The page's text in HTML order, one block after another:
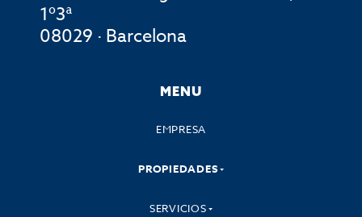
1º3ª
08029 · Barcelona
MENU
EMPRESA
PROPIEDADES
SERVICIOS